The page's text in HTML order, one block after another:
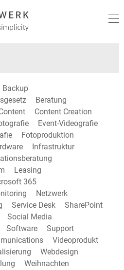
Backup
Beratung
Content Creation
Event-Videografie
Fotoproduktion
Infrastruktur
Leasing
365
Netzwerk
Service Desk
SharePoint
Social Media
Software
Support
Videoprodukt
Webdesign
Weihnachten